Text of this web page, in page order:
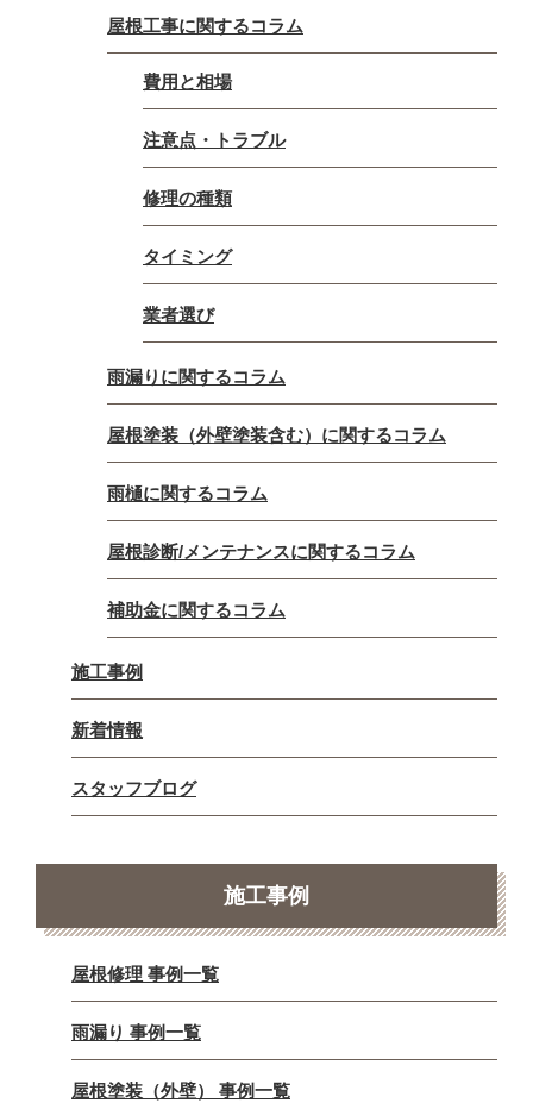
屋根工事に関するコラム
費用と相場
注意点・トラブル
修理の種類
タイミング
業者選び
雨漏りに関するコラム
屋根塗装（外壁塗装含む）に関するコラム
雨樋に関するコラム
屋根診断/メンテナンスに関するコラム
補助金に関するコラム
施工事例
新着情報
スタッフブログ
施工事例
屋根修理 事例一覧
雨漏り 事例一覧
屋根塗装（外壁） 事例一覧